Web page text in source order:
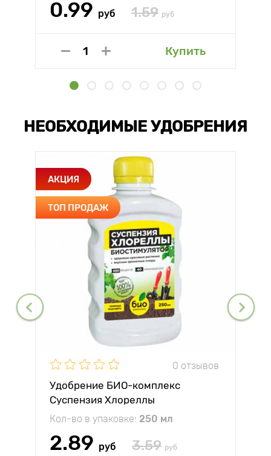
0.99 руб 1.59 руб
Купить
НЕОБХОДИМЫЕ УДОБРЕНИЯ
АКЦИЯ
ТОП ПРОДАЖ
0 отзывов
Удобрение БИО-комплекс
Суспензия Хлореллы
Кол-во в упаковке: 250 мл
2.89 руб 3.59 руб